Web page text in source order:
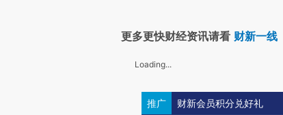
更多更快财经资讯请看 财新一线
Loading...
推广 财新会员积分兑好礼